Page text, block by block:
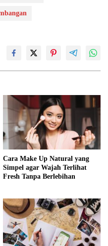
Cara Make Up Natural yang
Simpel agar Wajah Terlihat
Fresh Tanpa Berlebihan